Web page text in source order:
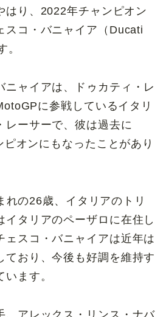
はり、2022年チャンピオン
スコ・バニャイア（Ducati
。
ニャイアは、ドゥカティ・レ
に参戦しているイタリ
レーサーで、彼は過去に
オンにもなったことがあり
れの26歳、イタリアのトリ
イタリアのペーザロに在住し
ェスコ・バニャイアは近年は
ており、今後も好調を維持す
ます。
、アレックス・リンス・ナバ